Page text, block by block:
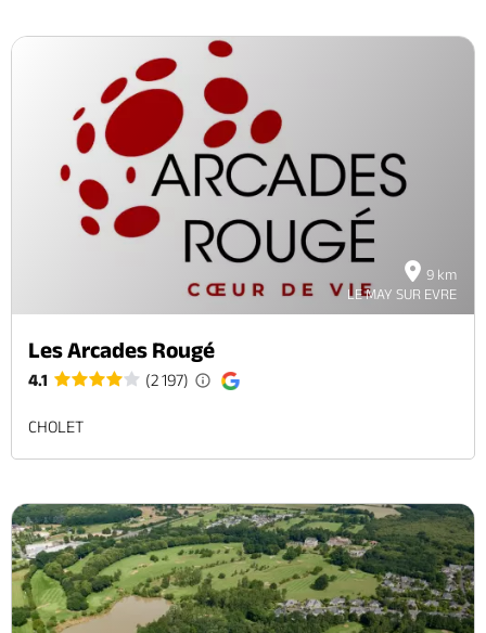
9 km
LE MAY SUR EVRE
Les Arcades Rougé
4.1 (2 197)
CHOLET